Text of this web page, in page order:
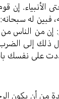
الأنبياء. إن
فبين له
إن من الناس
ذلك إلى
على نفسك
من أن يكون